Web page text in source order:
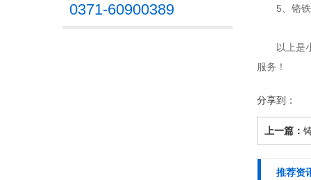
0371-60900389 5、铬铁矿
以上是小
服务！
分享到：
上一篇：
推荐资